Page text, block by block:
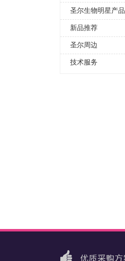
圣尔生物明星产品
新品推荐
圣尔周边
技术服务